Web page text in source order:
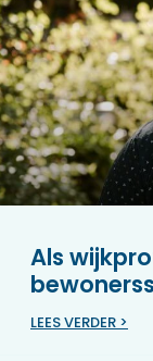
Als
LEES VERDER >